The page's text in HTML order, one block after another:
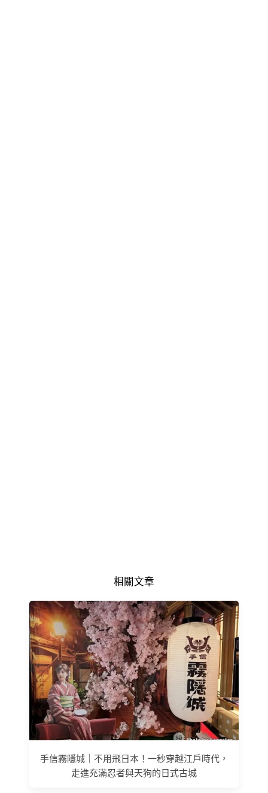
相關文章
手信霧隱城｜不用飛日本！一秒穿越江戶時代，
走進充滿忍者與天狗的日式古城